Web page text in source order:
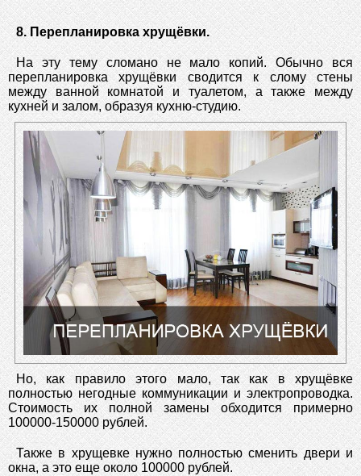
8. Перепланировка хрущёвки.
На эту тему сломано не мало копий. Обычно вся
перепланировка хрущёвки сводится к слому стены
между ванной комнатой и туалетом, а также между
кухней и залом, образуя кухню-студию.
Но, как правило этого мало, так как в хрущёвке
полностью негодные коммуникации и электропроводка.
Стоимость их полной замены обходится примерно
100000-150000 рублей.
Также в хрущевке нужно полностью сменить двери и
окна, а это еще около 100000 рублей.